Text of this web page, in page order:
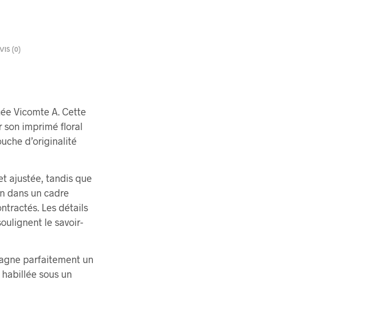
(0)
Vicomte A. Cette
son imprimé floral
d’originalité
ajustée, tandis que
dans un cadre
Les détails
le savoir-
parfaitement un
sous un